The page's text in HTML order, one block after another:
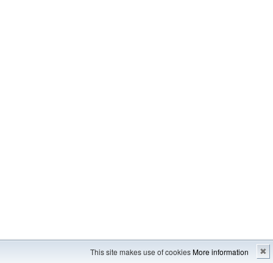
This site makes use of cookiesMore information ✖
Imprint---Sitemap